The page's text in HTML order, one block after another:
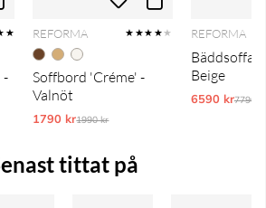
-
REFORMA ★★★★★
Soffbord 'Créme' -
Valnöt
1790 krOrdinarie pris:
1990 kr
REFORMA
Bäddsoffa
Beige
6590 kr7790 kr
tittat på